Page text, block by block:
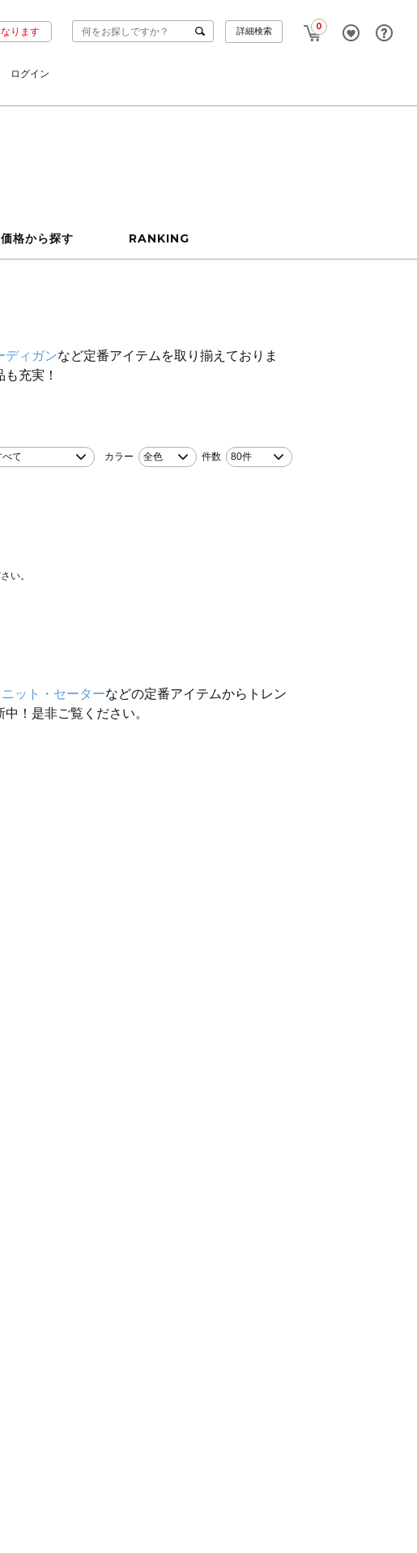
ります 0
詳細検索
ログイン
価格から探す RANKING
ディガンなど定番アイテムを取り揃えておりま
充実！
べて カラー 全色 件数 80件
い。
ニット・セーターなどの定番アイテムからトレン
！是非ご覧ください。